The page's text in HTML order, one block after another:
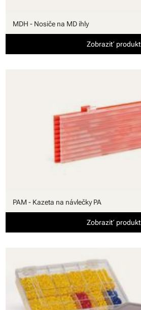
MDH - Nosiče na MD ihly
Zobraziť produkt
PAM - Kazeta na návlečky PA
Zobraziť produkt